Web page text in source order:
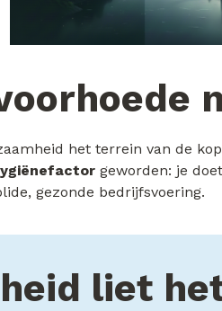
het terrein van de
geworden: je
gezonde bedrijfsvoering.
liet